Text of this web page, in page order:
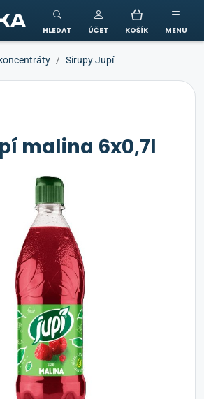
HLEDAT ÚČET KOŠÍK MENU
Sirupy Jupí
malina 6x0,7l